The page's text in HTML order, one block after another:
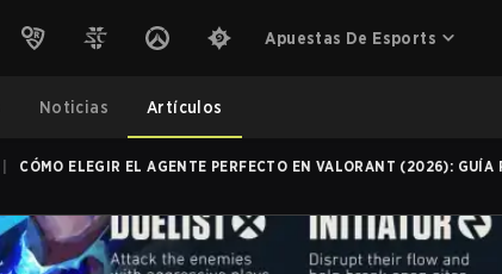
Apuestas De Esports
Noticias Artículos
CÓMO ELEGIR EL AGENTE PERFECTO EN VALORANT (2026): GUÍA